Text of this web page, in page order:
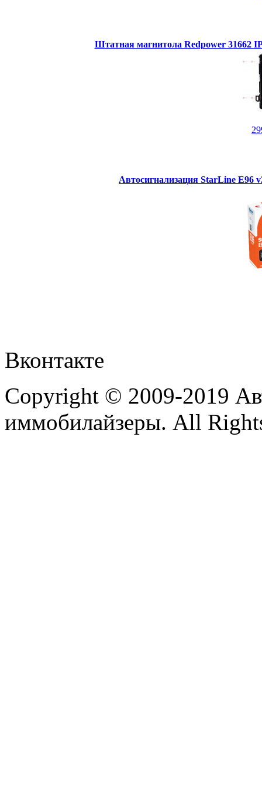
Штатная магнитола Redpower 31662
Автосигнализация StarLine E96
Вконтакте
Copyright © 2009-2019
иммобилайзеры. All